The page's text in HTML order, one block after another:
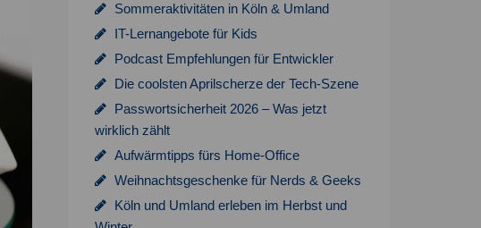
Sommeraktivitäten in Köln & Umland
IT-Lernangebote für Kids
Podcast Empfehlungen für Entwickler
Die coolsten Aprilscherze der Tech-Szene
Passwortsicherheit 2026 – Was jetzt
wirklich zählt
Aufwärmtipps fürs Home-Office
Weihnachtsgeschenke für Nerds & Geeks
Köln und Umland erleben im Herbst und